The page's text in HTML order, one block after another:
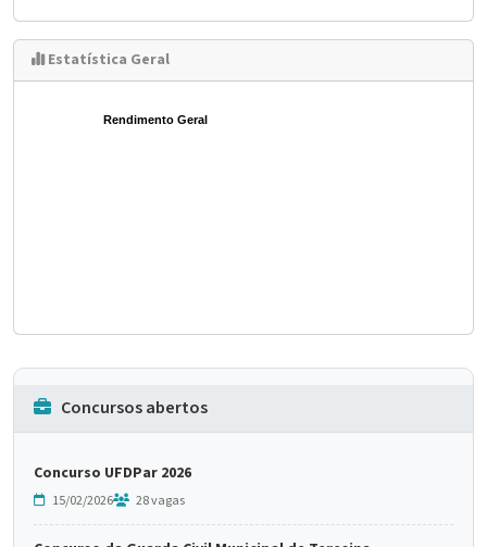
Estatística Geral
Rendimento Geral
Concursos abertos
Concurso UFDPar 2026
15/02/2026 28 vagas